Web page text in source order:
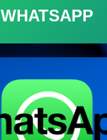
WHATSAPP